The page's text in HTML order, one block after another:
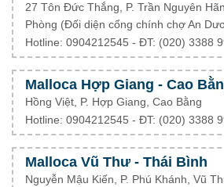
27 Tôn Đức Thắng, P. Trần Nguyên
Phòng (Đối diện cổng chính chợ An
Hotline: 0904212545 - ĐT: (020) 3388
Malloca Hợp Giang - Cao
Hồng Việt, P. Hợp Giang, Cao Bằng
Hotline: 0904212545 - ĐT: (020) 3388
Malloca Vũ Thư - Thái Bình
Nguyễn Mậu Kiến, P. Phú Khánh, Vũ